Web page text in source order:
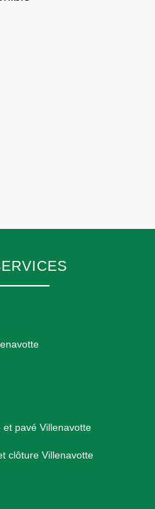
pavé Villenavotte
clôture Villenavotte